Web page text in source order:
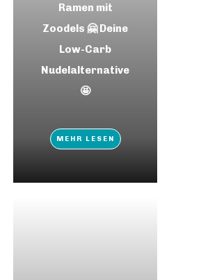
Ramen mit
Zoodels 🤗 Deine
Low-Carb
Nudelalternative
🤩
MEHR LESEN